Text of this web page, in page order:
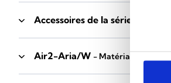
consenso
Accessoires de la série Industrial
Air2-Aria/W - Matériaux